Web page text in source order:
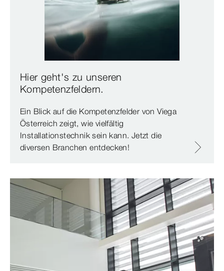
Hier geht's zu unseren
Kompetenzfeldern.
Ein Blick auf die Kompetenzfelder von Viega
Österreich zeigt, wie vielfältig
Installationstechnik sein kann. Jetzt die
diversen Branchen entdecken!